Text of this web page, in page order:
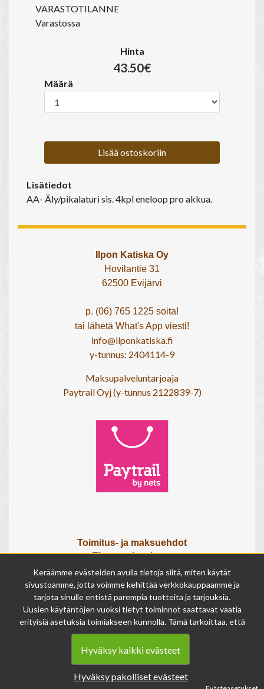
VARASTOTILANNE
Varastossa
Hinta
43.50€
Määrä
Lisää ostoskoriin
Lisätiedot
AA- Äly/pikalaturi sis. 4kpl eneloop pro akkua.
Ilpon Katiska Oy
Hovilantie 31
62500 Evijärvi
p. (06) 765 1225 soita!
tai lähetä What's App viesti!
info@ilponkatiska.fi
y-tunnus: 2404114-9
Maksupalveluntarjoaja
Paytrail Oyj (y-tunnus 2122839-7)
Toimitus- ja maksuehdot
Tietosuojaseloste
Tietoa meistä
Osta lahjakortti
Tilauksen peruutuslomake
Olemme avoinna
ma - pe 9 - 17
la 9 - 14
Keräämme evästeiden avulla tietoja siitä, miten käytät
sivustoamme, jotta voimme kehittää verkkokauppaamme ja
tarjota sinulle entistä parempia tuotteita ja tarjouksia.
Uusien käytäntöjen vuoksi tietyt toiminnot saattavat vaatia
erityisiä asetuksia toimiakseen kunnolla. Tämä tarkoittaa, että
joissakin tapauksissa anonymisoidut tiedot voivat kertyä,
vaikka olisit kieltänyt evästeiden käytön. Näitä tietoja
käytetään ainoastaan palvelumme parantamiseen, eikä niistä
Voit muuttaa evästeasetuksiasi milloin tahansa sivun
Hyväksy kaikki evästeet
Hyväksy pakolliset evästeet